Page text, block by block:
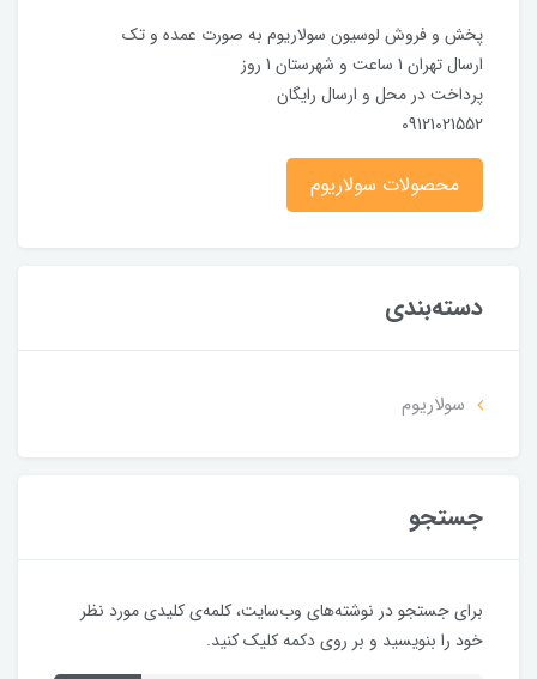
پخش و فروش لوسیون سولاریوم به صورت عمده و تک
ارسال تهران 1 ساعت و شهرستان 1 روز
پرداخت در محل و ارسال رایگان
09121021552
محصولات سولاریوم
دسته‌بندی
سولاریوم
جستجو
برای جستجو در نوشته‌های وب‌سایت، کلمه‌ی کلیدی مورد نظر
خود را بنویسید و بر روی دکمه کلیک کنید.